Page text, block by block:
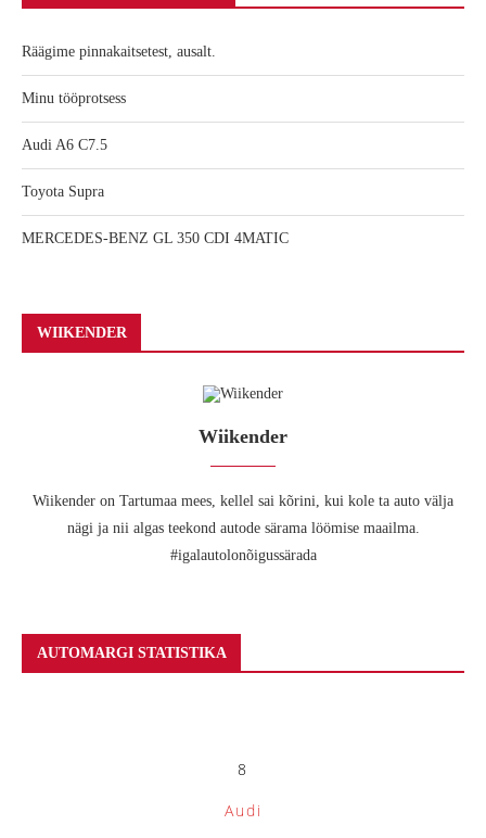
Räägime pinnakaitsetest, ausalt.
Minu tööprotsess
Audi A6 C7.5
Toyota Supra
MERCEDES-BENZ GL 350 CDI 4MATIC
WIIKENDER
Wiikender
Wiikender on Tartumaa mees, kellel sai kõrini, kui kole ta auto välja
nägi ja nii algas teekond autode särama löömise maailma.
#igalautolonõigussärada
AUTOMARGI STATISTIKA
8
Audi